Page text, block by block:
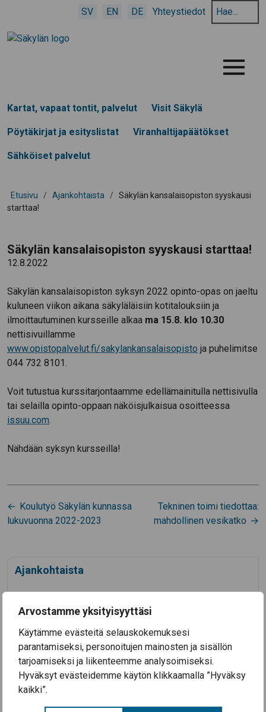
Arvostamme yksityisyyttäsi
Käytämme evästeitä selauskokemuksesi
parantamiseksi, personoitujen mainosten ja sisällön
tarjoamiseksi ja liikenteemme analysoimiseksi.
Hyväksyt evästeidemme käytön klikkaamalla ”Hyväksy
kaikki”.
SV EN DE Yhteystiedot
Hae
hakusanalla:
Menu
Kartat, vapaat tontit, palvelut Visit Säkylä
Pöytäkirjat ja esityslistat Viranhaltijapäätökset
Sähköiset palvelut
Etusivu / Ajankohtaista /
Säkylän kansalaisopiston syyskausi
starttaa!
Säkylän kansalaisopiston syyskausi starttaa!
12.8.2022
Säkylän kansalaisopiston syksyn 2022 opinto-opas on jaeltu
kuluneen viikon aikana säkyläläisiin kotitalouksiin ja
ilmoittautuminen kursseille alkaa ma 15.8. klo 10.30
nettisivuillamme
www.opistopalvelut.fi/sakylankansalaisopisto ja puhelimitse
044 732 8101.
Voit tutustua kurssitarjontaamme edellämainitulla nettisivulla
tai selailla opinto-oppaan näköisjulkaisua osoitteessa
issuu.com
Nähdään syksyn kursseilla!
Artikkelien
selaus
Koulutyö Säkylän kunnassa
lukuvuonna 2022-2023
Tekninen toimi tiedottaa:
mahdollinen vesikatko
Ajankohtaista
Koulutyö alkaa Säkylän kouluissa ke 12.8.2026
28.7.2026
Säkylän Taiteiden yö 2026
14.7.2026
Aineellisen avun kortteja on nyt haettavissa
Säkylässä (EU-ruokakortteja)
Kaikki uutiset